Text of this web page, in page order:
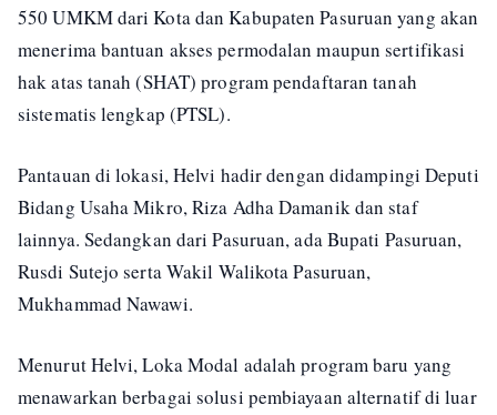
550 UMKM dari Kota dan Kabupaten Pasuruan yang akan
menerima bantuan akses permodalan maupun sertifikasi
hak atas tanah (SHAT) program pendaftaran tanah
sistematis lengkap (PTSL).
Pantauan di lokasi, Helvi hadir dengan didampingi Deputi
Bidang Usaha Mikro, Riza Adha Damanik dan staf
lainnya. Sedangkan dari Pasuruan, ada Bupati Pasuruan,
Rusdi Sutejo serta Wakil Walikota Pasuruan,
Mukhammad Nawawi.
Menurut Helvi, Loka Modal adalah program baru yang
menawarkan berbagai solusi pembiayaan alternatif di luar